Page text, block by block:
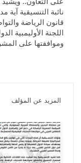
نائبة التنسيقية آية
قانون الرياضة
اللجنة الأوليمبية
وموافقتها على
المزيد عن المؤلف